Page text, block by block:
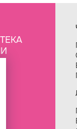
Создание сайта —